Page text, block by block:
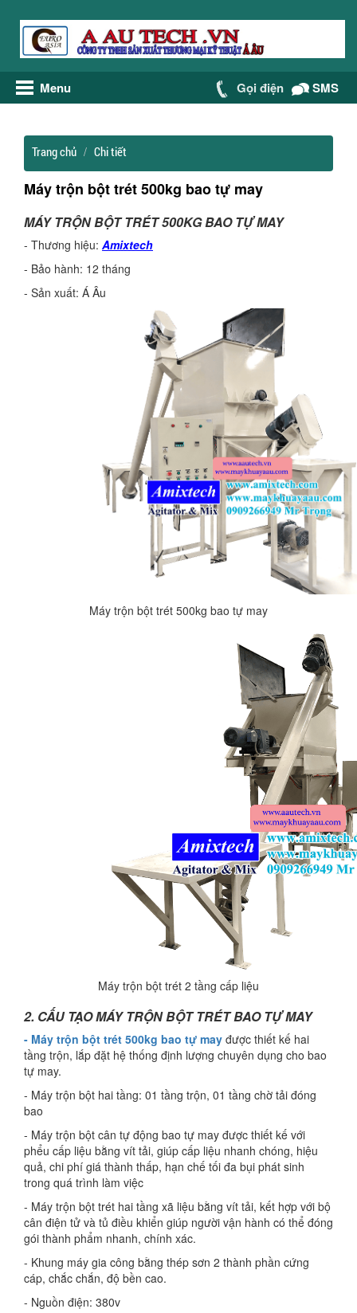
Menu Gọi điện SMS
Trang chủ Chi tiết
Máy trộn bột trét 500kg bao tự may
MÁY TRỘN BỘT TRÉT 500KG BAO TỰ MAY
- Thương hiệu: Amixtech
- Bảo hành: 12 tháng
- Sản xuất: Á Âu
Máy trộn bột trét 500kg bao tự may
Máy trộn bột trét 2 tầng cấp liệu
2. CẤU TẠO MÁY TRỘN BỘT TRÉT BAO TỰ MAY
- Máy trộn bột trét 500kg bao tự may được thiết kế hai
tầng trộn, lắp đặt hệ thống định lượng chuyên dụng cho bao
tự may.
- Máy trộn bột hai tầng: 01 tầng trộn, 01 tầng chờ tải đóng
bao
- Máy trộn bột cân tự động bao tự may được thiết kế với
phểu cấp liệu bằng vít tải, giúp cấp liệu nhanh chóng, hiệu
quả, chi phí giá thành thấp, hạn chế tối đa bụi phát sinh
trong quá trình làm việc
- Máy trộn bột trét hai tầng xã liệu bằng vít tải, kết hợp với bộ
cân điện tử và tủ điều khiển giúp người vận hành có thể đóng
gói thành phẩm nhanh, chính xác.
- Khung máy gia công bằng thép sơn 2 thành phần cứng
cáp, chắc chắn, độ bền cao.
- Nguồn điện: 380v